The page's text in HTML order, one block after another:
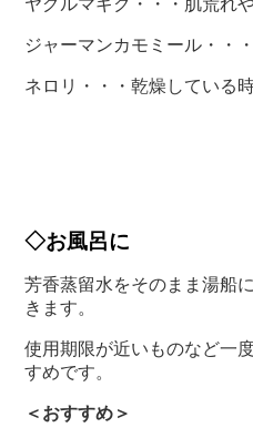
ヤグルマギク・・・肌荒れ
ジャーマンカモミール・・
ネロリ・・・乾燥している
◇お風呂に
芳香蒸留水をそのまま湯船
きます。
使用期限が近いものなど一
すめです。
＜おすすめ＞